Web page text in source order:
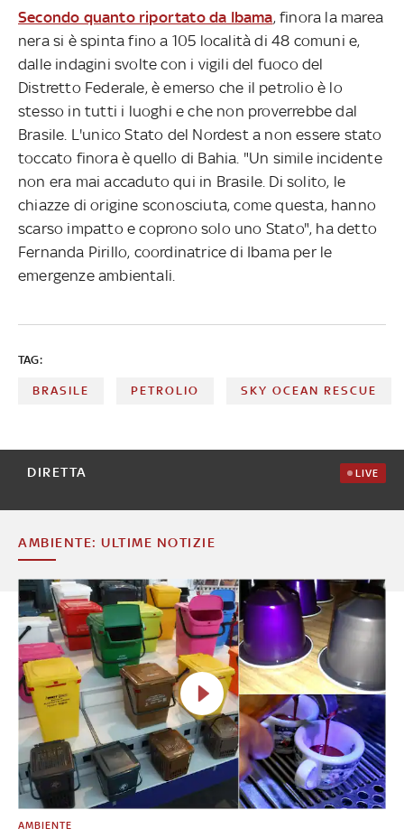
Secondo quanto riportato da Ibama, finora la marea
nera si è spinta fino a 105 località di 48 comuni e,
dalle indagini svolte con i vigili del fuoco del
Distretto Federale, è emerso che il petrolio è lo
stesso in tutti i luoghi e che non proverrebbe dal
Brasile. L'unico Stato del Nordest a non essere stato
toccato finora è quello di Bahia. "Un simile incidente
non era mai accaduto qui in Brasile. Di solito, le
chiazze di origine sconosciuta, come questa, hanno
scarso impatto e coprono solo uno Stato", ha detto
Fernanda Pirillo, coordinatrice di Ibama per le
emergenze ambientali.
TAG:
BRASILE PETROLIO SKY OCEAN RESCUE
DIRETTA LIVE
AMBIENTE: ULTIME NOTIZIE
AMBIENTE